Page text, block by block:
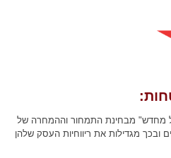
מבחינת התמחור וההמחרה של
ובכך מגדילות את ריווחיות העסק שלהן